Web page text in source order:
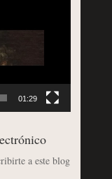
01:29
a este blog